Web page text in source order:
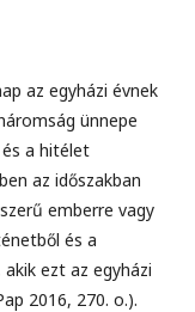
az egyházi évnek
ünnepe
a hitélet
az időszakban
emberre vagy
és a
ezt az egyházi
2016, 270. o.).